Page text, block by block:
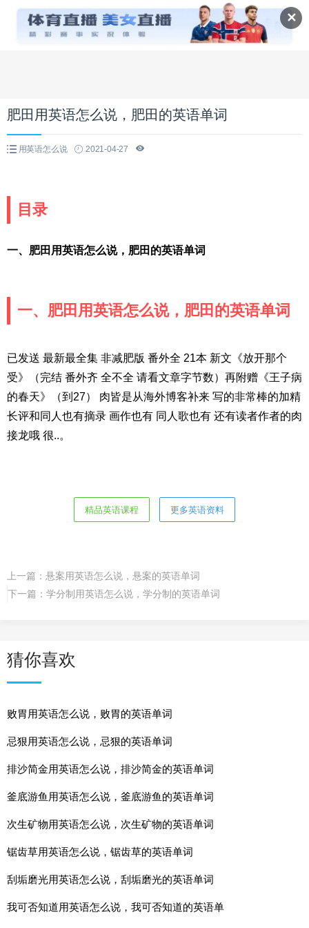
✕
肥田用英语怎么说，肥田的英语单词
用英语怎么说 2021-04-27
目录
一、肥田用英语怎么说，肥田的英语单词
一、肥田用英语怎么说，肥田的英语单词
已发送 最新最全集 非减肥版 番外全 21本 新文《放开那个
受》（完结 番外齐 全不全 请看文章字节数）再附赠《王子病
的春天》（到27） 肉皆是从海外博客补来 写的非常棒的加精
长评和同人也有摘录 画作也有 同人歌也有 还有读者作者的肉
接龙哦 很..。
精品英语课程 更多英语资料
上一篇： 悬案用英语怎么说，悬案的英语单词
下一篇： 学分制用英语怎么说，学分制的英语单词
猜你喜欢
败胃用英语怎么说，败胃的英语单词
忌狠用英语怎么说，忌狠的英语单词
排沙简金用英语怎么说，排沙简金的英语单词
釜底游鱼用英语怎么说，釜底游鱼的英语单词
次生矿物用英语怎么说，次生矿物的英语单词
锯齿草用英语怎么说，锯齿草的英语单词
刮垢磨光用英语怎么说，刮垢磨光的英语单词
我可否知道用英语怎么说，我可否知道的英语单